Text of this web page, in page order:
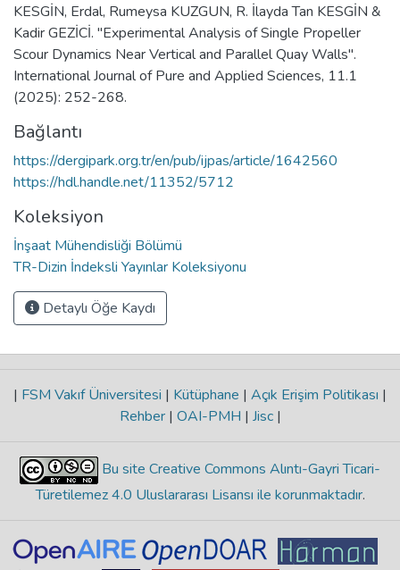
KESGİN, Erdal, Rumeysa KUZGUN, R. İlayda Tan KESGİN &
Kadir GEZİCİ. "Experimental Analysis of Single Propeller
Scour Dynamics Near Vertical and Parallel Quay Walls".
International Journal of Pure and Applied Sciences, 11.1
(2025): 252-268.
Bağlantı
https://dergipark.org.tr/en/pub/ijpas/article/1642560
https://hdl.handle.net/11352/5712
Koleksiyon
İnşaat Mühendisliği Bölümü
TR-Dizin İndeksli Yayınlar Koleksiyonu
Detaylı Öğe Kaydı
| FSM Vakıf Üniversitesi | Kütüphane | Açık Erişim Politikası |
Rehber | OAI-PMH | Jisc |
Bu site Creative Commons Alıntı-Gayri Ticari-
Türetilemez 4.0 Uluslararası Lisansı ile korunmaktadır.